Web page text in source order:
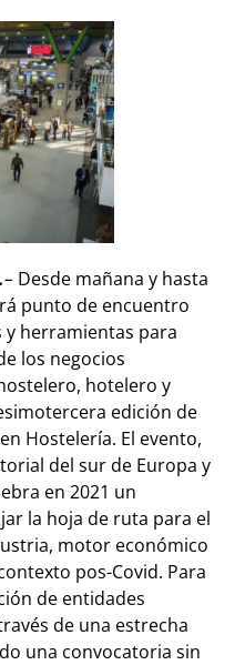
.– Desde mañana y hasta
punto de encuentro
y herramientas para
los negocios
hotelero y
edición de
Hostelería. El evento,
del sur de Europa y
en 2021 un
la hoja de ruta para el
motor económico
pos-Covid. Para
de entidades
de una estrecha
una convocatoria sin